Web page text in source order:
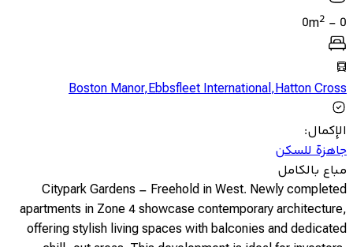
0
-
0m2
Boston Manor,Ebbsfleet International,Hatton Cross
الإكمال:
جاهزة للسكن
مباع بالكامل
Citypark Gardens – Freehold in West. Newly completed
apartments in Zone 4 showcase contemporary architecture,
offering stylish living spaces with balconies and dedicated